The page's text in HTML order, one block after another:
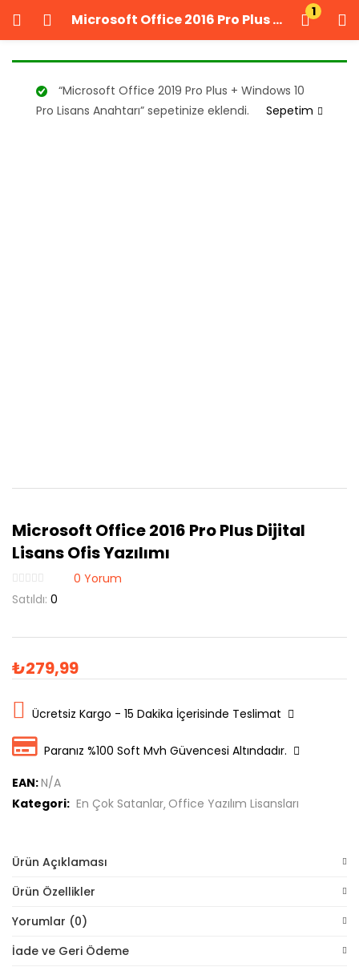
Microsoft Office 2016 Pro Plus Dijital Lisans Ofis Yazılımı 1
GIRIŞ YAP KAYIT OL
Kullanıcı adınızı ve şifrenizi girin.
“Microsoft Office 2019 Pro Plus + Windows 10
Pro Lisans Anahtarı” sepetinize eklendi.
Sepetim
Microsoft Office 2016 Pro Plus Dijital
Lisans Ofis Yazılımı
0 Yorum
Satıldı: 0
₺279,99
Ücretsiz Kargo - 15 Dakika İçerisinde Teslimat
Paranız %100 Soft Mvh Güvencesi Altındadır.
EAN:N/A
Kategori: En Çok Satanlar Office Yazılım Lisansları
Ürün Açıklaması
Ürün Özellikler
Yorumlar (0)
İade ve Geri Ödeme